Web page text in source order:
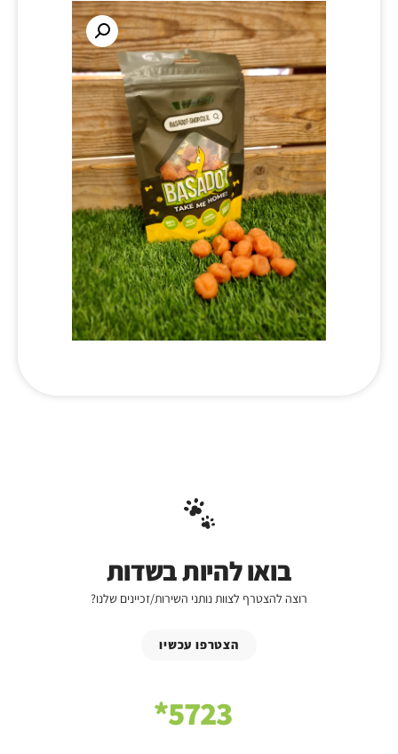
בואו להיות בשדות
רוצה להצטרף לצוות נותני השירות/זכיינים שלנו?
הצטרפו עכשיו
5723*